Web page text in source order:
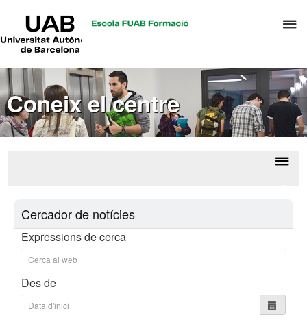
el
Universitat
Barcelona
Coneix el centre
Cercador de notícies
Expressions de cerca
Des de